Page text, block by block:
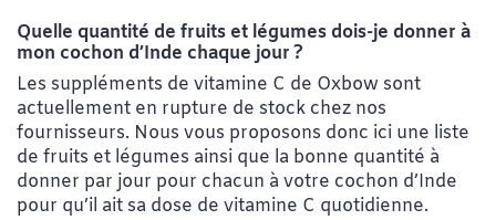
Quelle quantité de fruits et légumes dois-je donner à
mon cochon d’Inde chaque jour?
Les suppléments de vitamine C de Oxbow sont
actuellement en rupture de stock chez nos
fournisseurs. Nous vous proposons donc ici une liste
de fruits et légumes ainsi que la bonne quantité à
donner par jour pour chacun à votre cochon d’Inde
pour qu’il ait sa dose de vitamine C quotidienne.